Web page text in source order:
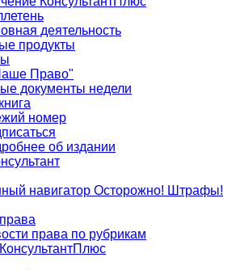
деятельность
продукты
Право"
документы недели
номер
об издании
навигатор Осторожно! Штрафы!
права по рубрикам